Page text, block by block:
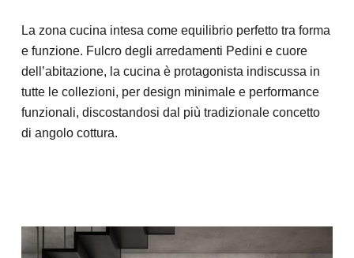
La zona cucina intesa come equilibrio perfetto tra forma
e funzione. Fulcro degli arredamenti Pedini e cuore
dell’abitazione, la cucina è protagonista indiscussa in
tutte le collezioni, per design minimale e performance
funzionali, discostandosi dal più tradizionale concetto
di angolo cottura.